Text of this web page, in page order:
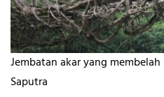
Jembatan akar yang
Saputra